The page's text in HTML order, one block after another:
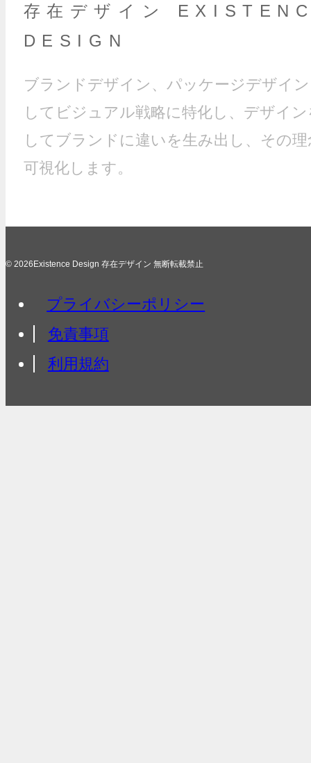
存在デザイン
DESIGN
ブランドデザイン、パッケージデザイ
してビジュアル戦略に特化し、デザイン
してブランドに違いを生み出し、その理
可視化します。
© 2026Existence Design 存在デザイン 無断転載禁止
プライバシーポリシー
免責事項
利用規約